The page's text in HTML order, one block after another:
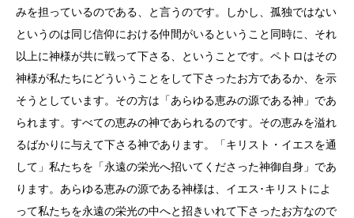
みを担っているのである、と言うのです。しかし、孤独ではない
というのは同じ信仰における仲間がいるということ同時に、それ
以上に神様が共に戦って下さる、ということです。ペトロはその
神様が私たちにどういうことをして下さったお方であるか、を示
そうとしています。その方は「あらゆる恵みの源である神」であ
られます。すべての恵みの神であられるのです。その恵みを溢れ
るばかりに与えて下さる神であります。「キリスト・イエスを通
して」私たちを「永遠の栄光へ招いてくださった神御自身」であ
ります。あらゆる恵みの源である神様は、イエス･キリストによ
って私たちを永遠の栄光の中へと招きいれて下さったお方なので